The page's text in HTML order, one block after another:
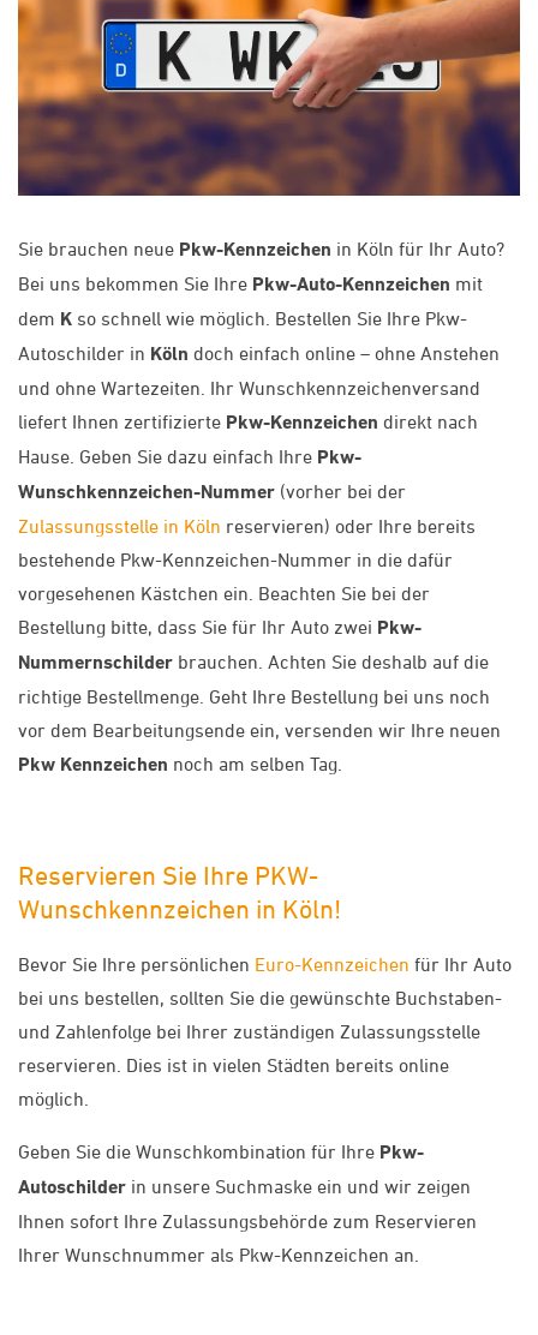
Sie brauchen neue Pkw-Kennzeichen in Köln für Ihr Auto?
Bei uns bekommen Sie Ihre Pkw-Auto-Kennzeichen mit
dem K so schnell wie möglich. Bestellen Sie Ihre Pkw-
Autoschilder in Köln doch einfach online – ohne Anstehen
und ohne Wartezeiten. Ihr Wunschkennzeichenversand
liefert Ihnen zertifizierte Pkw-Kennzeichen direkt nach
Hause. Geben Sie dazu einfach Ihre Pkw-
Wunschkennzeichen-Nummer (vorher bei der
Zulassungsstelle in Köln reservieren) oder Ihre bereits
bestehende Pkw-Kennzeichen-Nummer in die dafür
vorgesehenen Kästchen ein. Beachten Sie bei der
Bestellung bitte, dass Sie für Ihr Auto zwei Pkw-
Nummernschilder brauchen. Achten Sie deshalb auf die
richtige Bestellmenge. Geht Ihre Bestellung bei uns noch
vor dem Bearbeitungsende ein, versenden wir Ihre neuen
Pkw Kennzeichen noch am selben Tag.
Reservieren Sie Ihre PKW-
Wunschkennzeichen in Köln!
Bevor Sie Ihre persönlichen Euro-Kennzeichen für Ihr Auto
bei uns bestellen, sollten Sie die gewünschte Buchstaben-
und Zahlenfolge bei Ihrer zuständigen Zulassungsstelle
reservieren. Dies ist in vielen Städten bereits online
möglich.
Geben Sie die Wunschkombination für Ihre Pkw-
Autoschilder in unsere Suchmaske ein und wir zeigen
Ihnen sofort Ihre Zulassungsbehörde zum Reservieren
Ihrer Wunschnummer als Pkw-Kennzeichen an.